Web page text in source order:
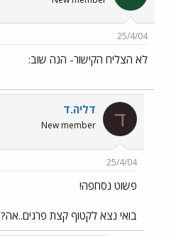
25/4/04
לא הצליח הקישור- הנה שוב:
ד דליה.ד
New member
25/4/04
פשוט נסחפה!
בואי נצא לקטוף קצת פרגים..אה?